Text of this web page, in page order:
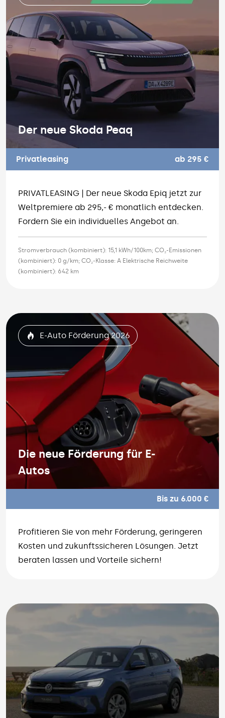
Der neue Skoda Peaq
Privatleasing ab 295 €
PRIVATLEASING | Der neue Skoda Epiq jetzt zur
Weltpremiere ab 295,- € monatlich entdecken.
Fordern Sie ein individuelles Angebot an.
Stromverbrauch (kombiniert): 15,1 kWh/100km; CO₂-Emissionen
(kombiniert): 0 g/km; CO₂-Klasse: A Elektrische Reichweite
(kombiniert): 642 km
E-Auto Förderung 2026
Die neue Förderung für E-
Autos
Bis zu 6.000 €
Profitieren Sie von mehr Förderung, geringeren
Kosten und zukunftssicheren Lösungen. Jetzt
beraten lassen und Vorteile sichern!